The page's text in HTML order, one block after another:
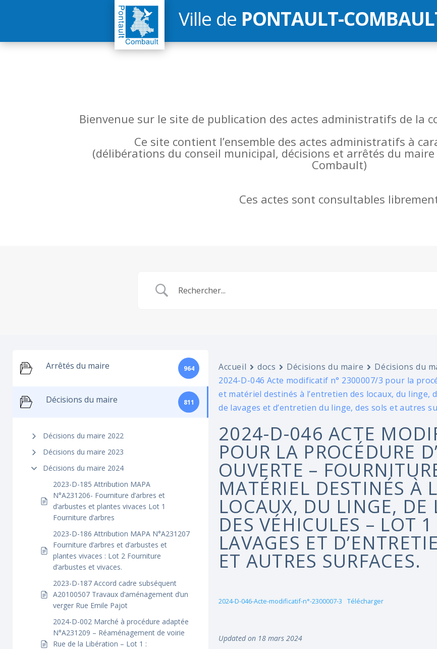
Ville de PONTAULT-
Bienvenue sur le site de publication des actes administratifs de la
Ce site contient l’ensemble des actes administratifs à
(délibérations du conseil municipal, décisions et arrêtés du
Combault)
Ces actes sont consultables
Arrêtés du maire 964
Décisions du maire 811
Décisions du maire 2022
Décisions du maire 2023
Décisions du maire 2024
2023-D-185 Attribution MAPA
N°A231206- Fourniture d’arbres et
d’arbustes et plantes vivaces Lot 1
Fourniture d’arbres
2023-D-186 Attribution MAPA N°A231207
Fourniture d’arbres et d’arbustes et
plantes vivaces : Lot 2 Fourniture
d’arbustes et vivaces.
2023-D-187 Accord cadre subséquent
A20100507 Travaux d’aménagement d’un
verger Rue Emile Pajot
2024-D-002 Marché à procédure adaptée
N°A231209 – Réaménagement de voirie
Rue de la Libération – Lot 1 :
Accueil docs Décisions du maire
Décisions du
2024-D-046 Acte modificatif n° 2300007/3 pour la
et matériel destinés à l’entretien des locaux, du linge,
de lavages et d’entretien du linge, des sols et autres
2024-D-046 ACTE
POUR LA PROCÉDURE
OUVERTE –
MATÉRIEL DESTINÉS À
LOCAUX, DU LINGE, DE
DES VÉHICULES – LOT
LAVAGES ET
ET AUTRES SURFACES.
2024-D-046-Acte-modificatif-n°-2300007-3 Télécharger
Updated on 18 mars 2024